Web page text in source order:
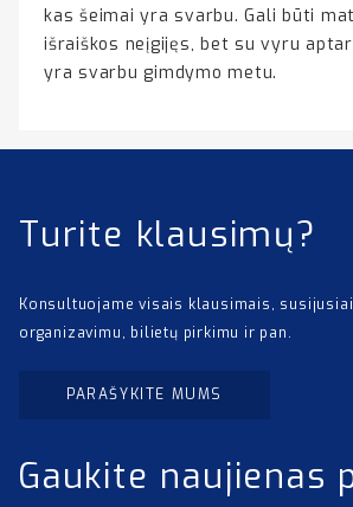
kas šeimai yra svarbu. Gali būti
išraiškos neįgijęs, bet su vyru
yra svarbu gimdymo metu.
Turite klausimų?
Konsultuojame visais klausimais,
organizavimu, bilietų pirkimu ir pan.
PARAŠYKITE MUMS
Gaukite naujienas